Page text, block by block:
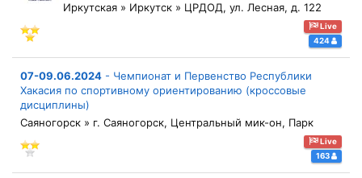
Иркутская » Иркутск » ЦРДОД, ул. Лесная, д. 122
Live
424
07-09.06.2024 - Чемпионат и Первенство Республики
Хакасия по спортивному ориентированию (кроссовые
дисциплины)
Саяногорск » г. Саяногорск, Центральный мик-он, Парк
Live
163